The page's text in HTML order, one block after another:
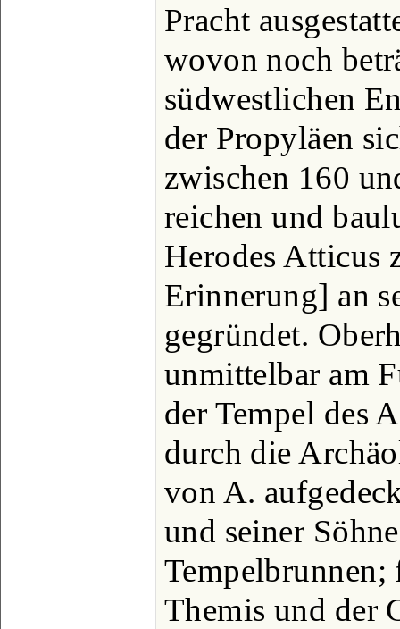
Pracht
wovon noch
südwestlichen
der Propyläen
zwischen 160
reichen und
Herodes Atticus
Erinnerung] an
gegründet.
unmittelbar am
der Tempel des
durch die
von A.
und seiner
Tempelbrunnen;
Themis und der